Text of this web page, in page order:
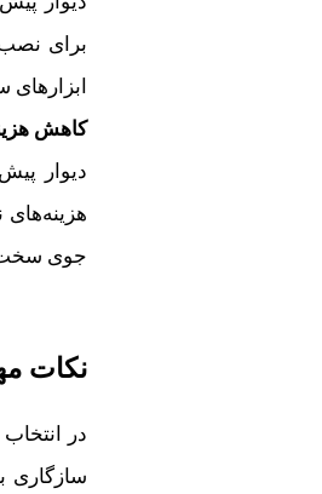
برای نصب
کاهش
دیوار
جوی سخت و
نکات
در
سازگاری